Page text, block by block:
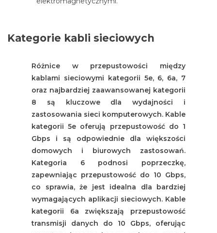
Kategorie kabli sieciowych
Różnice w przepustowości między
kablami sieciowymi kategorii 5e, 6, 6a, 7
oraz najbardziej zaawansowanej kategorii
8 są kluczowe dla wydajności i
zastosowania sieci komputerowych. Kable
kategorii 5e oferują przepustowość do 1
Gbps i są odpowiednie dla większości
domowych i biurowych zastosowań.
Kategoria 6 podnosi poprzeczkę,
zapewniając przepustowość do 10 Gbps,
co sprawia, że jest idealna dla bardziej
wymagających aplikacji sieciowych. Kable
kategorii 6a zwiększają przepustowość
transmisji danych do 10 Gbps, oferując